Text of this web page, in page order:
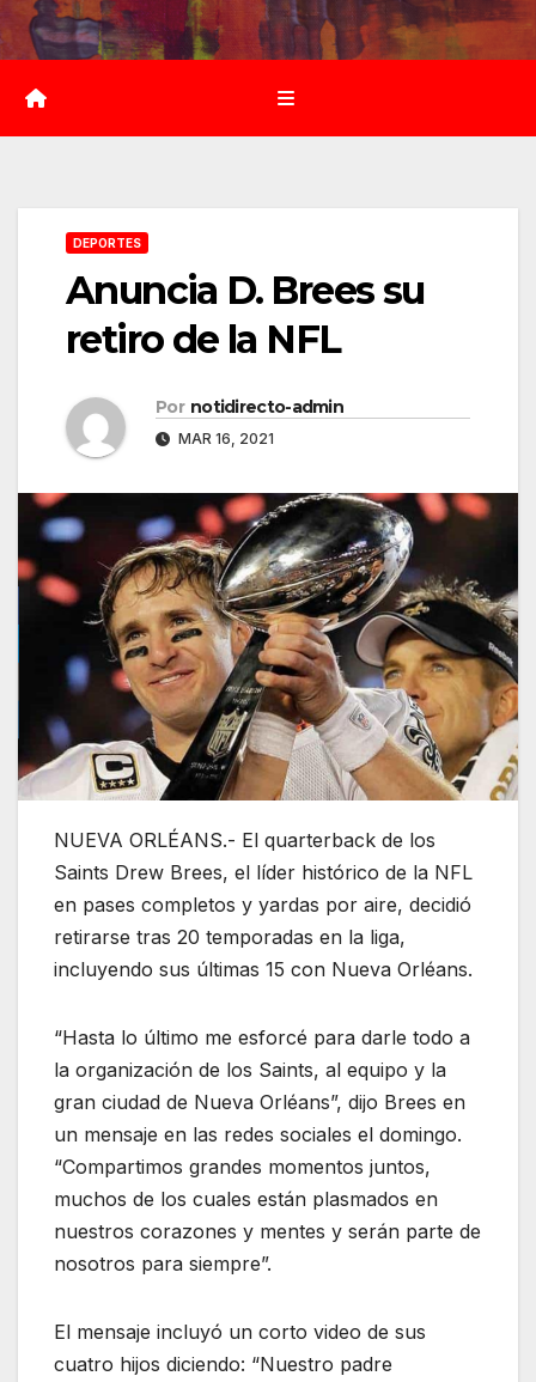
Saltar
al
contenido
DEPORTES
Anuncia D. Brees su
retiro de la NFL
Por notidirecto-admin
MAR 16, 2021
NUEVA ORLÉANS.- El quarterback de los
Saints Drew Brees, el líder histórico de la NFL
en pases completos y yardas por aire, decidió
retirarse tras 20 temporadas en la liga,
incluyendo sus últimas 15 con Nueva Orléans.
“Hasta lo último me esforcé para darle todo a
la organización de los Saints, al equipo y la
gran ciudad de Nueva Orléans”, dijo Brees en
un mensaje en las redes sociales el domingo.
“Compartimos grandes momentos juntos,
muchos de los cuales están plasmados en
nuestros corazones y mentes y serán parte de
nosotros para siempre”.
El mensaje incluyó un corto video de sus
cuatro hijos diciendo: “Nuestro padre